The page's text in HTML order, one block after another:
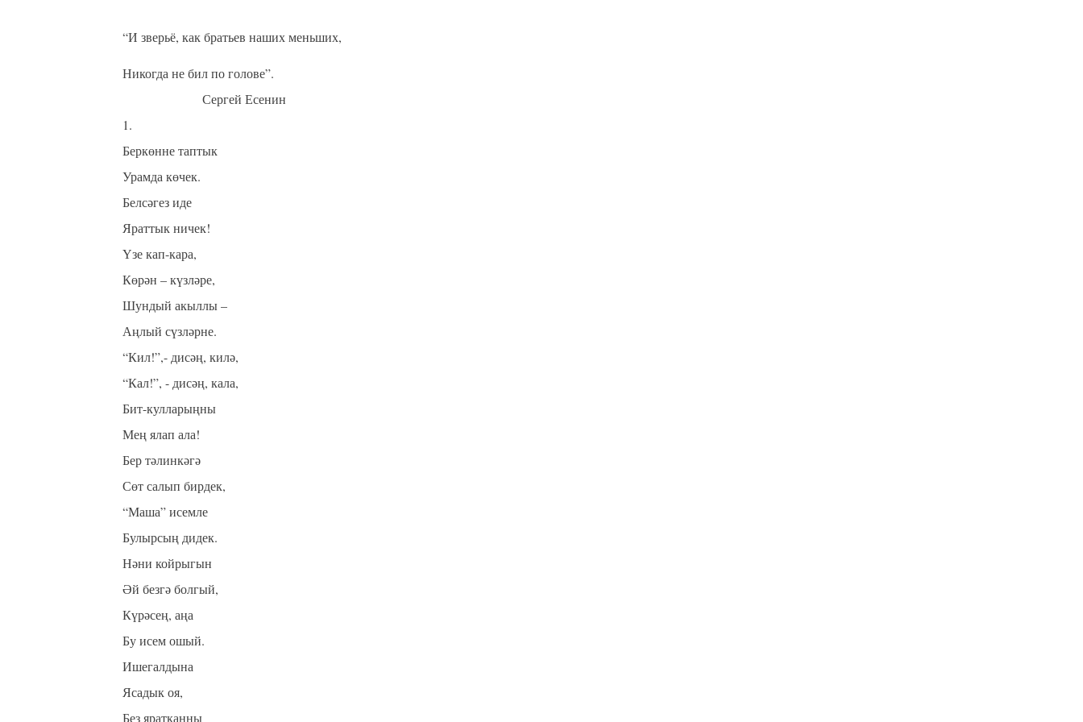
“И зверьё, как братьев наших меньших,
Никогда не бил по голове”.
Сергей Есенин
1.
Беркөнне таптык
Урамда көчек.
Белсәгез иде
Яраттык ничек!
Үзе кап-кара,
Көрән – күзләре,
Шундый акыллы –
Аңлый сүзләрне.
“Кил!”,- дисәң, килә,
“Кал!”, - дисәң, кала,
Бит-кулларыңны
Мең ялап ала!
Бер тәлинкәгә
Сөт салып бирдек,
“Маша” исемле
Булырсың дидек.
Нәни койрыгын
Әй безгә болгый,
Күрәсең, аңа
Бу исем ошый.
Ишегалдына
Ясадык оя,
Без яратканны